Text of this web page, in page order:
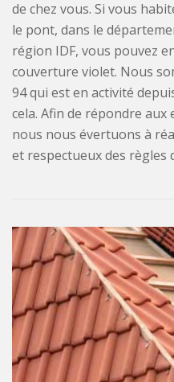
de chez vous. Si vous
le pont, dans le
région IDF, vous pouvez
couverture violet. Nous
94 qui est en activité
cela. Afin de répondre aux
nous nous évertuons à
et respectueux des règles